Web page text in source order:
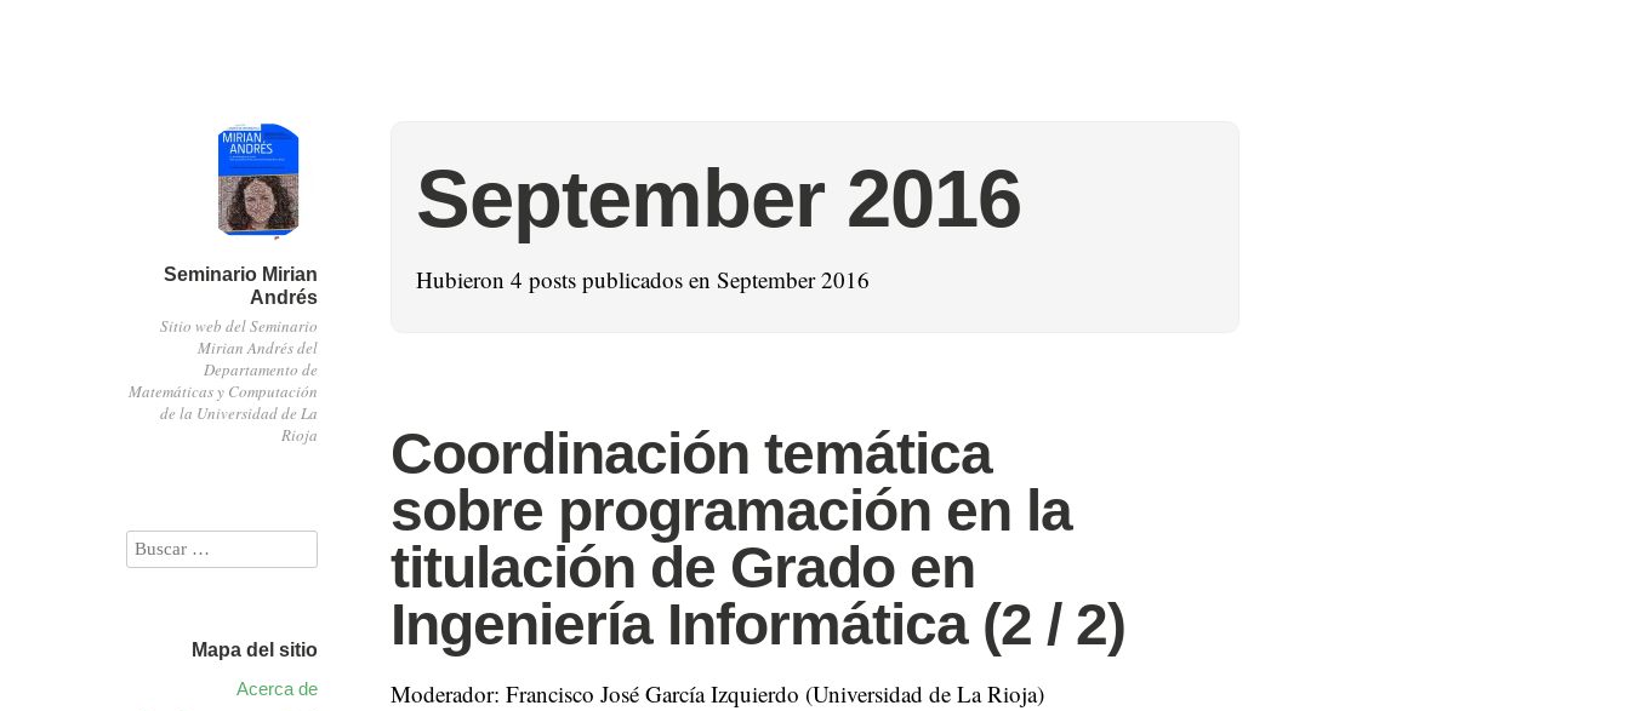
Seminario Mirian
Andrés
Sitio web del Seminario
Mirian Andrés del
Departamento de
Matemáticas y Computación
de la Universidad de La
Rioja
September 2016
Hubieron 4 posts publicados en September 2016
Coordinación temática
sobre programación en la
titulación de Grado en
Ingeniería Informática (2 / 2)
Moderador: Francisco José García Izquierdo (Universidad de La Rioja)
Mapa del sitio
Acerca de